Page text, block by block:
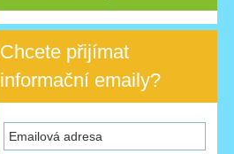
Chcete přijímat
informační emaily?